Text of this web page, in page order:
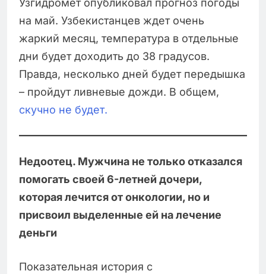
Узгидромет опубликовал прогноз погоды
на май. Узбекистанцев ждет очень
жаркий месяц, температура в отдельные
дни будет доходить до 38 градусов.
Правда, несколько дней будет передышка
– пройдут ливневые дожди. В общем,
скучно не будет.
Недоотец. Мужчина не только отказался
помогать своей 6-летней дочери,
которая лечится от онкологии, но и
присвоил выделенные ей на лечение
деньги
Показательная история с